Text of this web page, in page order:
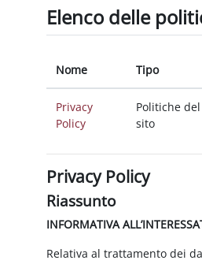
Elenco delle
Nome Tipo
Privacy
Policy
Politiche del
sito
Privacy Policy
Riassunto
INFORMATIVA
Relativa al trattamento dei